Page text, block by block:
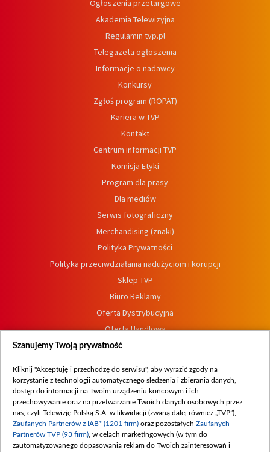
Ogłoszenia przetargowe
Akademia Telewizyjna
Regulamin tvp.pl
Telegazeta ogłoszenia
Informacje o nadawcy
Konkursy
Zgłoś program (ROPAT)
Kariera w TVP
Kontakt
Centrum informacji TVP
Komisja Etyki
Program dla prasy
Dla mediów
Serwis fotograficzny
Merchandising (znaki)
Polityka Prywatności
Polityka przeciwdziałania nadużyciom i korupcji
Sklep TVP
Biuro Reklamy
Oferta Dystrybucyjna
Oferta Handlowa
Dostępność
Procedura zgłoszeń wewnętrznych
Szanujemy Twoją prywatność
Kliknij "Akceptuję i przechodzę do serwisu", aby wyrazić zgody na
korzystanie z technologii automatycznego śledzenia i zbierania danych,
dostęp do informacji na Twoim urządzeniu końcowym i ich
przechowywanie oraz na przetwarzanie Twoich danych osobowych przez
nas, czyli Telewizję Polską S.A. w likwidacji (zwaną dalej również „TVP”),
Zaufanych Partnerów z IAB* (1201 firm) oraz pozostałych Zaufanych
Partnerów TVP (93 firm) , w celach marketingowych (w tym do
zautomatyzowanego dopasowania reklam do Twoich zainteresowań i